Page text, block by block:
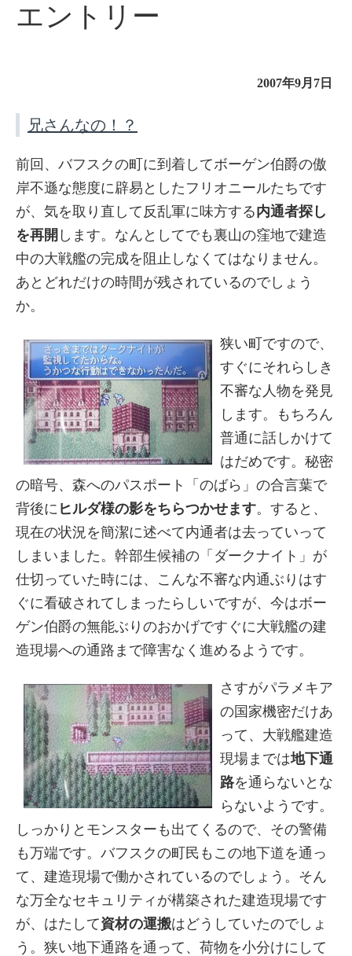
エントリー
2007年9月7日
兄さんなの！？
前回、バフスクの町に到着してボーゲン伯爵の傲
岸不遜な態度に辟易としたフリオニールたちです
が、気を取り直して反乱軍に味方する内通者探し
を再開 します。なんとしてでも裏山の窪地で建造
中の大戦艦の完成を阻止しなくてはなりません。
あとどれだけの時間が残されているのでしょう
か。
狭い町ですので、
すぐにそれらしき
不審な人物を発見
します。もちろん
普通に話しかけて
はだめです。秘密
の暗号、森へのパスポート「のばら」の合言葉で
背後に ヒルダ様の影をちらつかせます。すると、
現在の状況を簡潔に述べて内通者は去っていって
しまいました。幹部生候補の「ダークナイト」が
仕切っていた時には、こんな不審な内通ぶりはす
ぐに看破されてしまったらしいですが、今はボー
ゲン伯爵の無能ぶりのおかげですぐに大戦艦の建
造現場への通路まで障害なく進めるようです。
さすがパラメキア
の国家機密だけあ
って、大戦艦建造
現場までは地下通
路を通らないとな
らないようです。
しっかりとモンスターも出てくるので、その警備
も万端です。バフスクの町民もこの地下道を通っ
て、建造現場で働かされているのでしょう。そん
な万全なセキュリティが構築された建造現場です
が、はたして資材の運搬はどうしていたのでしょ
う。狭い地下通路を通って、荷物を小分けにして